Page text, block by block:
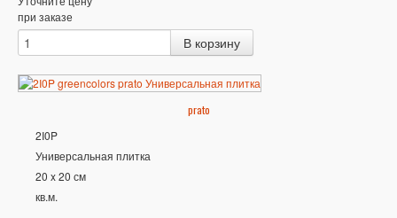
при заказе
prato
2I0P
Универсальная плитка
20 x 20 см
кв.м.